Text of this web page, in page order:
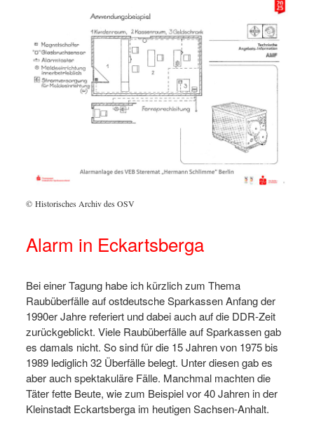
© Historisches Archiv des OSV
Alarm in Eckartsberga
Bei einer Tagung habe ich kürzlich zum Thema
Raubüberfälle auf ostdeutsche Sparkassen Anfang der
1990er Jahre referiert und dabei auch auf die DDR-Zeit
zurückgeblickt. Viele Raubüberfälle auf Sparkassen gab
es damals nicht. So sind für die 15 Jahren von 1975 bis
1989 lediglich 32 Überfälle belegt. Unter diesen gab es
aber auch spektakuläre Fälle. Manchmal machten die
Täter fette Beute, wie zum Beispiel vor 40 Jahren in der
Kleinstadt Eckartsberga im heutigen Sachsen-Anhalt.